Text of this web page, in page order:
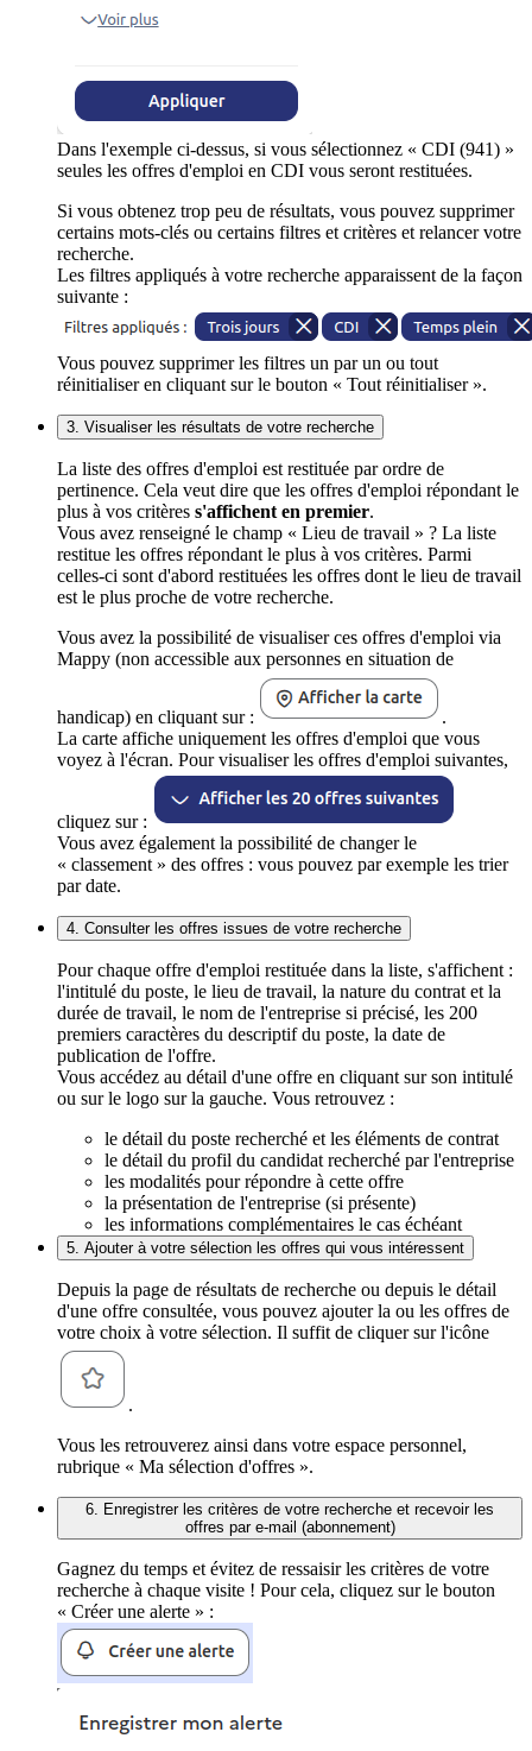
Dans l'exemple ci-dessus, si vous sélectionnez « CDI (941) »
seules les offres d'emploi en CDI vous seront restituées.
Si vous obtenez trop peu de résultats, vous pouvez supprimer
certains mots-clés ou certains filtres et critères et relancer votre
recherche.
Les filtres appliqués à votre recherche apparaissent de la façon
suivante :
Vous pouvez supprimer les filtres un par un ou tout
réinitialiser en cliquant sur le bouton « Tout réinitialiser ».
3. Visualiser les résultats de votre recherche
La liste des offres d'emploi est restituée par ordre de
pertinence. Cela veut dire que les offres d'emploi répondant le
plus à vos critères s'affichent en premier.
Vous avez renseigné le champ « Lieu de travail » ? La liste
restitue les offres répondant le plus à vos critères. Parmi
celles-ci sont d'abord restituées les offres dont le lieu de travail
est le plus proche de votre recherche.
Vous avez la possibilité de visualiser ces offres d'emploi via
Mappy (non accessible aux personnes en situation de
handicap) en cliquant sur :
.
La carte affiche uniquement les offres d'emploi que vous
voyez à l'écran. Pour visualiser les offres d'emploi suivantes,
cliquez sur :
Vous avez également la possibilité de changer le
« classement » des offres : vous pouvez par exemple les trier
par date.
4. Consulter les offres issues de votre recherche
Pour chaque offre d'emploi restituée dans la liste, s'affichent :
l'intitulé du poste, le lieu de travail, la nature du contrat et la
durée de travail, le nom de l'entreprise si précisé, les 200
premiers caractères du descriptif du poste, la date de
publication de l'offre.
Vous accédez au détail d'une offre en cliquant sur son intitulé
ou sur le logo sur la gauche. Vous retrouvez :
le détail du poste recherché et les éléments de contrat
le détail du profil du candidat recherché par l'entreprise
les modalités pour répondre à cette offre
la présentation de l'entreprise (si présente)
les informations complémentaires le cas échéant
5. Ajouter à votre sélection les offres qui vous intéressent
Depuis la page de résultats de recherche ou depuis le détail
d'une offre consultée, vous pouvez ajouter la ou les offres de
votre choix à votre sélection. Il suffit de cliquer sur l'icône
.
Vous les retrouverez ainsi dans votre espace personnel,
rubrique « Ma sélection d'offres ».
6. Enregistrer les critères de votre recherche et recevoir les
offres par e-mail (abonnement)
Gagnez du temps et évitez de ressaisir les critères de votre
recherche à chaque visite ! Pour cela, cliquez sur le bouton
« Créer une alerte » :